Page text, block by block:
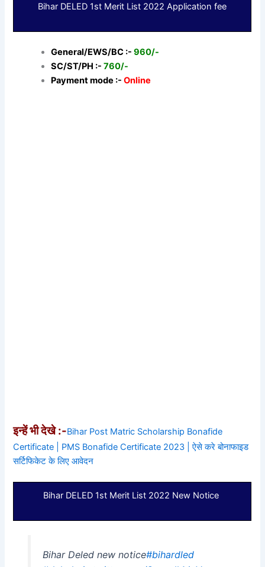
Bihar DELED 1st Merit List 2022 Application fee
General/EWS/BC :-960/-
SC/ST/PH :-760/-
Payment mode :-Online
इन्हें भी देखे :-Bihar Post Matric Scholarship Bonafide
Certificate | PMS Bonafide Certificate 2023 | ऐसे करे बोनाफाइड
सर्टिफिकेट के लिए आवेदन
Bihar DELED 1st Merit List 2022 New Notice
Bihar Deled new notice#bihardled